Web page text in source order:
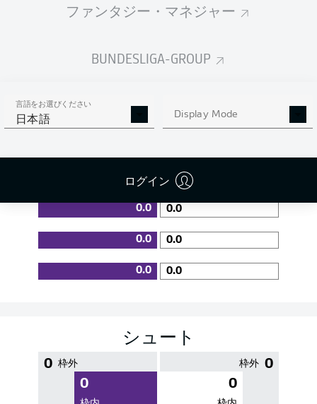
ファンタジー・マネジャー
BUNDESLIGA-GROUP
言語をお選びください
日本語 Display Mode
ログイン
0
0 % 成功率 0 %
PASS EFFICIENCY
0.0 0.0
0.0 0.0
0.0 0.0
シュート
0 枠外
0
0
枠外
0